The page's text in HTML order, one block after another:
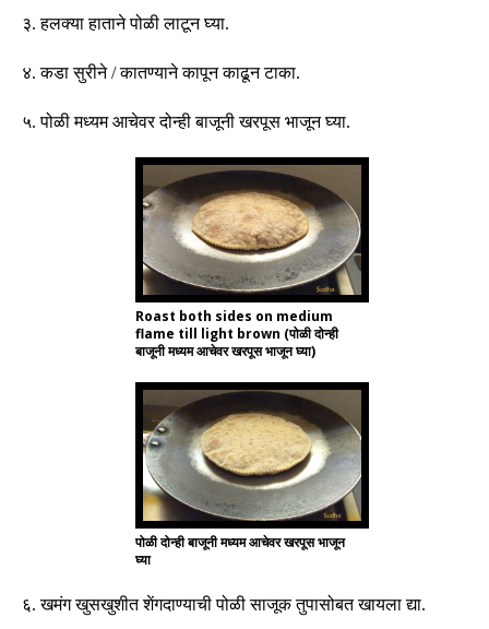
३.हलक्या हाताने पोळी लाटून घ्या.
४.कडा सुरीने/कातण्याने कापून काढून टाका.
५.पोळी मध्यम आचेवर दोन्ही बाजूनी खरपूस भाजून घ्या.
Roast both sides on medium
flame till light brown (पोळी दोन्ही
बाजूनी मध्यम आचेवर खरपूस भाजून घ्या)
पोळी दोन्ही बाजूनी मध्यम आचेवर खरपूस भाजून
घ्या
६.खमंग खुसखुशीत शेंगदाण्याची पोळी साजूक तुपासोबतखायला द्या.